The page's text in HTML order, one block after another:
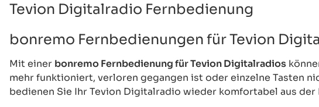
Tevion Digitalradio Fernbedienung
bonremo Fernbedienungen für Tevion
Mit einer bonremo Fernbedienung für Tevion Digitalradios
mehr funktioniert, verloren gegangen ist oder einzelne Tasten
bedienen Sie Ihr Tevion Digitalradio wieder komfortabel aus